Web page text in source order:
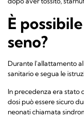
È
seno?
Durante l'allattamento
sanitario e segua le
In precedenza era stato
dosi può essere sicuro
neonati chiamata